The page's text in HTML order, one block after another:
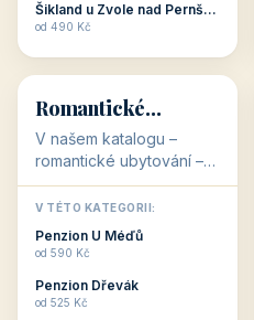
Šikland u Zvole nad Pernštejnem
od 490 Kč
💕
💕
Romantické
ubytování
V našem katalogu –
romantické ubytování –
jsou pro Vás připraveny
objekty, které svojí
stavbou, polohou anebo
zaměřením nabízí
Romantické ...
V TÉTO KATEGORII:
Penzion U Méďů
od 590 Kč
Penzion Dřevák
od 525 Kč